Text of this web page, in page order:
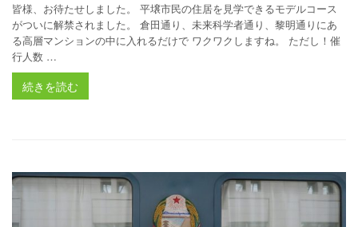
皆様、お待たせしました。 平壌市民の住居を見学できるモデルコース
がついに解禁されました。 倉田通り、未来科学者通り、黎明通りにあ
る高層マンションの中に入れるだけで ワクワクしますね。 ただし！催
行人数 …
続きを読む